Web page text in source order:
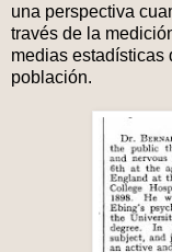
una perspectiva
través de la
medias estadísticas
población.